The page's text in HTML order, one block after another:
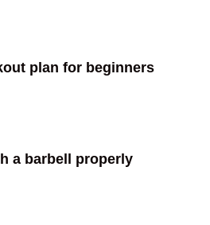
plan for beginners
a barbell properly